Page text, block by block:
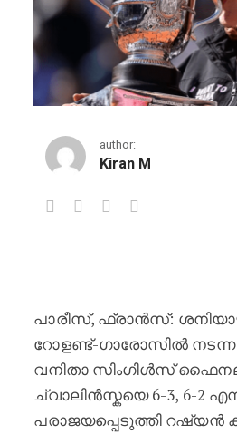
author:
Kiran M
പാരീസ്, ഫ്രാൻസ്:
റോളണ്ട്-ഗാരോസിൽ
വനിതാ സിംഗിൾസ്
ച്വാലിൻസ്കയെ 6-3, 6-2
പരാജയപ്പെടുത്തി റഷ്യൻ